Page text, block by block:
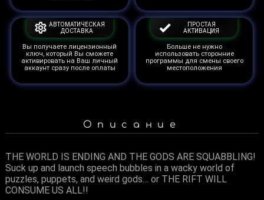
АВТОМАТИЧЕСКАЯ
ДОСТАВКА
Вы получаете лицензионный
ключ, который Вы сможете
активировать на Ваш личный
аккаунт сразу после оплаты
ПРОСТАЯ
АКТИВАЦИЯ
Больше не нужно
использовать сторонние
программы для смены своего
местоположения
Описание
THE WORLD IS ENDING AND THE GODS ARE SQUABBLING!
Suck up and launch speech bubbles in a wacky world of
puzzles, puppets, and weird gods… or THE RIFT WILL
CONSUME US ALL!!